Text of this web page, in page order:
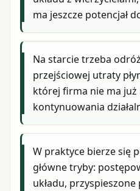
ma jeszcze potencjał
Na starcie trzeba
przejściowej utraty
której firma nie ma
kontynuowania
W praktyce bierze się
główne tryby:
układu,